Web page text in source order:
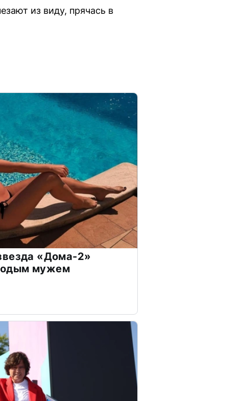
из виду, прячась в
«Дома-2»
мужем